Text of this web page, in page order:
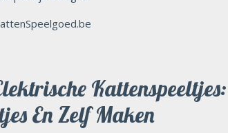
Kattenspeeltjes:
En Zelf Maken